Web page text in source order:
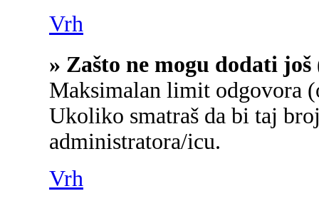
Vrh
» Zašto ne mogu dodati
Maksimalan limit odgovora
Ukoliko smatraš da bi taj
administratora/icu.
Vrh